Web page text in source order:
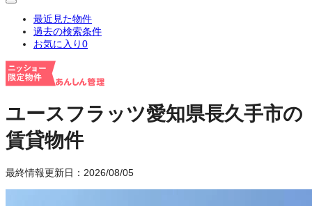
最近見た物件
過去の検索条件
お気に入り0
ユースフラッツ愛知県長久手市の
賃貸物件
最終情報更新日：2026/08/05